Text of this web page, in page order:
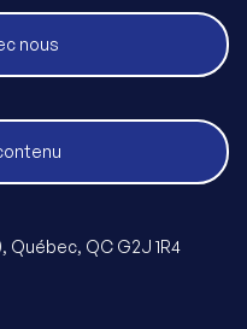
nous
Québec, QC G2J 1R4